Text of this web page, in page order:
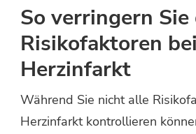
So verringern Sie
Risikofaktoren
Herzinfarkt
Während Sie nicht alle
Herzinfarkt kontrollieren